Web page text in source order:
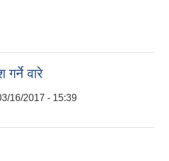
वारे
16/2017 - 15:39